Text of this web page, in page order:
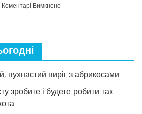
Коментарі Вимкненодо
Салат
огірків
томатній
пухнастий пиріг з абрикосами
зробите і будете робити так